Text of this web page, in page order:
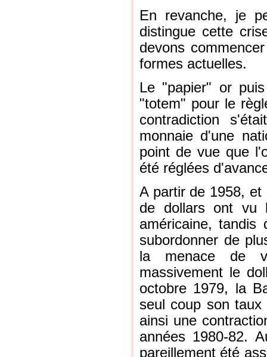
En revanche, je
distingue cette
devons
formes actuelles.
Le "papier" or
"totem" pour le
contradiction
monnaie d'une
point de vue que
été réglées
A partir de 1958, et
de dollars ont vu
américaine, tandis
subordonner de
la menace de
massivement le
octobre 1979, la
seul coup son
ainsi une
années 1980-82.
pareillement été